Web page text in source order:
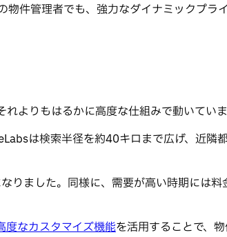
件管理者でも、強力なダイナミックプラ
よりもはるかに高度な仕組みで動いていま
は検索半径を約40キロまで広げ、近隣
りました。同様に、需要が高い時期には
度なカスタマイズ機能を活用することで、